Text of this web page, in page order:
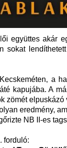
együttes akár
sokat
a
kapujába. A
zömét
eredmény,
NB II-es
forduló: